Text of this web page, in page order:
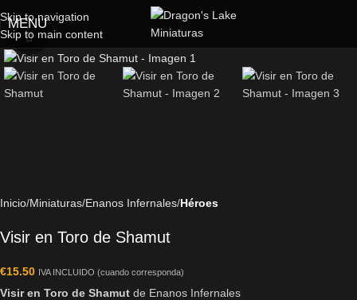
Skip to navigation
Skip to main content
MENU
Click to enlarge
Inicio Miniaturas Enanos Infernales Héroes
Visir en Toro de Shamut
€15.50 IVA INCLUIDO (cuando corresponda)
Visir en Toro de Shamut de Enanos Infernales